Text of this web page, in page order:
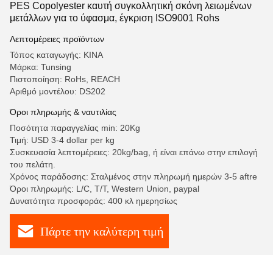
PES Copolyester καυτή συγκολλητική σκόνη λειωμένων
μετάλλων για το ύφασμα, έγκριση ISO9001 Rohs
Λεπτομέρειες προϊόντων
Τόπος καταγωγής: ΚΙΝΑ
Μάρκα: Tunsing
Πιστοποίηση: RoHs, REACH
Αριθμό μοντέλου: DS202
Όροι πληρωμής & ναυτιλίας
Ποσότητα παραγγελίας min: 20Kg
Τιμή: USD 3-4 dollar per kg
Συσκευασία λεπτομέρειες: 20kg/bag, ή είναι επάνω στην επιλογή
του πελάτη.
Χρόνος παράδοσης: Σταλμένος στην πληρωμή ημερών 3-5 aftre
Όροι πληρωμής: L/C, T/T, Western Union, paypal
Δυνατότητα προσφοράς: 400 κλ ημερησίως
Πάρτε την καλύτερη τιμή